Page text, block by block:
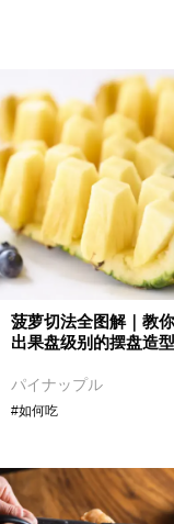
菠萝切法全图解｜教
出果盘级别的摆盘造型
パイナップル
#如何吃